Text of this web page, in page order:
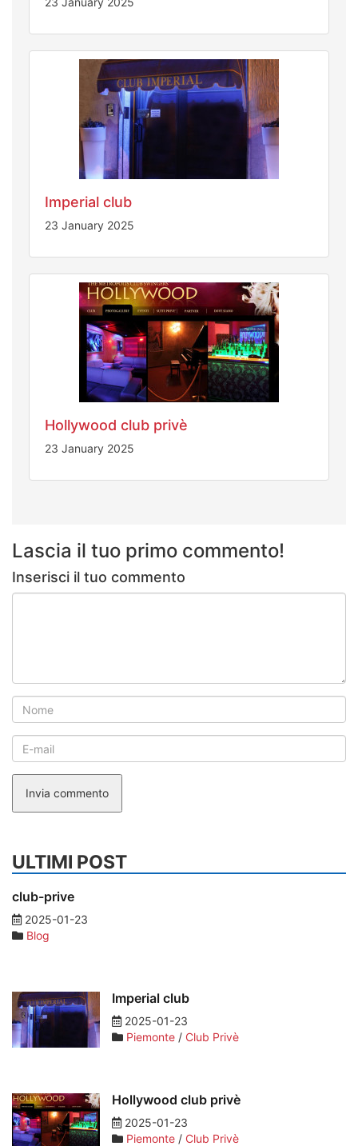
Imperial club
23 January 2025
Hollywood club privè
23 January 2025
Lascia il tuo primo commento!
Inserisci il tuo commento
Invia commento
ULTIMI POST
club-prive
2025-01-23
Blog
Imperial club
2025-01-23
Piemonte / Club Privè
Hollywood club privè
2025-01-23
Piemonte / Club Privè